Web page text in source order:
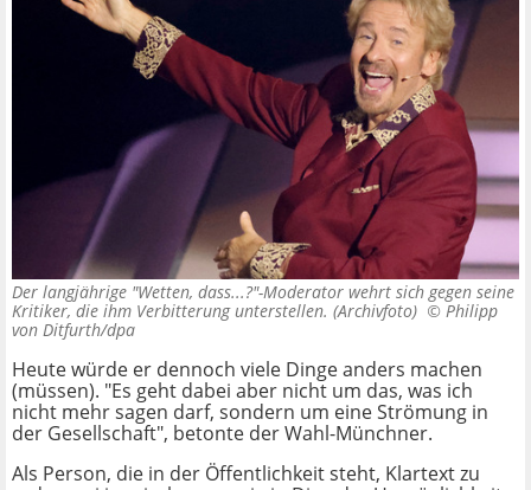
Der langjährige "Wetten, dass...?"-Moderator wehrt sich gegen seine
Kritiker, die ihm Verbitterung unterstellen. (Archivfoto) © Philipp
von Ditfurth/dpa
Heute würde er dennoch viele Dinge anders machen
(müssen). "Es geht dabei aber nicht um das, was ich
nicht mehr sagen darf, sondern um eine Strömung in
der Gesellschaft", betonte der Wahl-Münchner.
Als Person, die in der Öffentlichkeit steht, Klartext zu